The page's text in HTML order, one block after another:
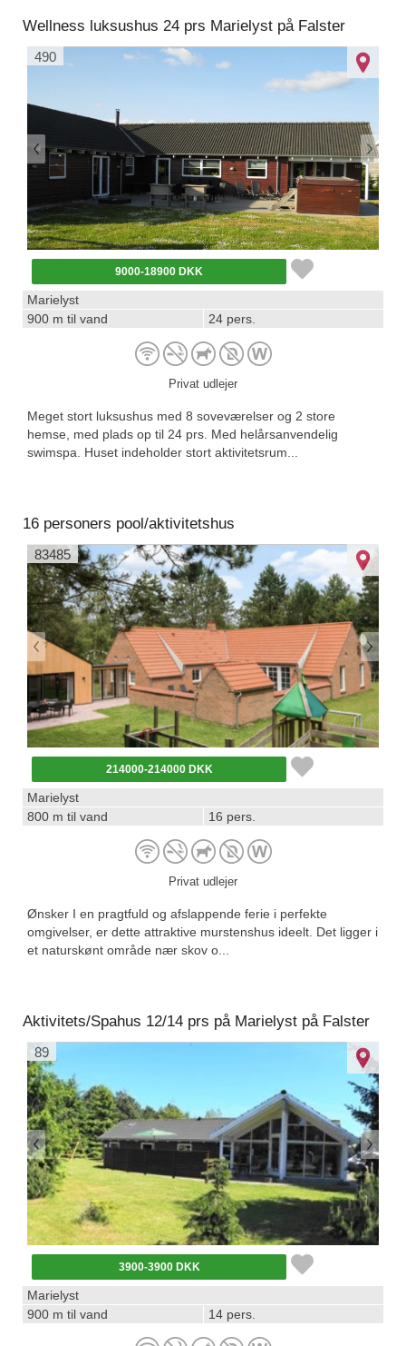
Wellness luksushus 24 prs Marielyst på Falster
490
9000-18900 DKK
Marielyst
900 m til vand
24 pers.
Privat udlejer
Meget stort luksushus med 8 soveværelser og 2 store
hemse, med plads op til 24 prs. Med helårsanvendelig
swimspa. Huset indeholder stort aktivitetsrum...
16 personers pool/aktivitetshus
83485
214000-214000 DKK
Marielyst
800 m til vand
16 pers.
Privat udlejer
Ønsker I en pragtfuld og afslappende ferie i perfekte
omgivelser, er dette attraktive murstenshus ideelt. Det ligger i
et naturskønt område nær skov o...
Aktivitets/Spahus 12/14 prs på Marielyst på Falster
89
3900-3900 DKK
Marielyst
900 m til vand
14 pers.